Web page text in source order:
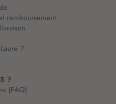
remboursement
?
?
(FAQ)